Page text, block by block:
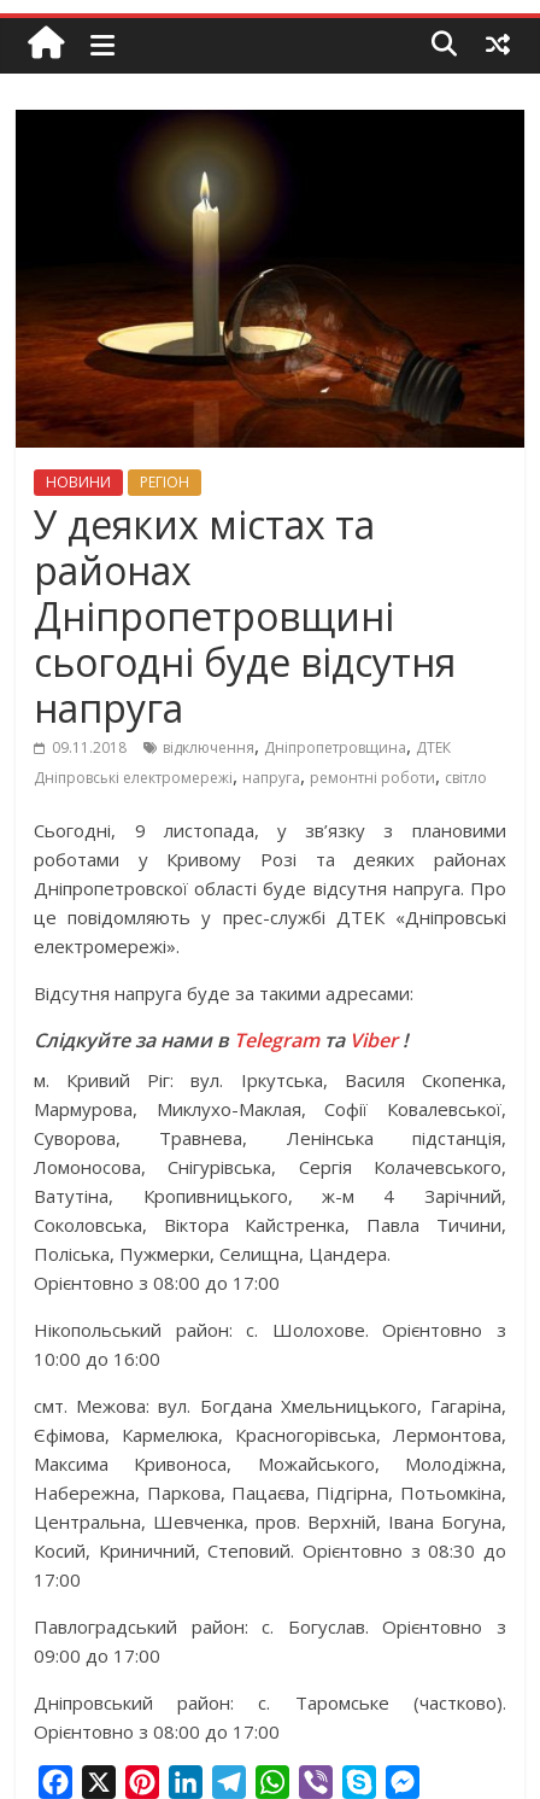
НОВИНИ РЕГІОН
У деяких містах та
районах
Дніпропетровщині
сьогодні буде відсутня
напруга
09.11.2018 відключення, Дніпропетровщина, ДТЕК
Дніпровські електромережі, напруга, ремонтні роботи, світло
Сьогодні, 9 листопада, у зв’язку з плановими
роботами у Кривому Розі та деяких районах
Дніпропетровскої області буде відсутня напруга. Про
це повідомляють у прес-службі ДТЕК «Дніпровські
електромережі».
Відсутня напруга буде за такими адресами:
Слідкуйте за нами в Telegramта Viber!
м. Кривий Ріг: вул. Іркутська, Василя Скопенка,
Мармурова, Миклухо-Маклая, Софії Ковалевської,
Суворова, Травнева, Ленінська підстанція,
Ломоносова, Снігурівська, Сергія Колачевського,
Ватутіна, Кропивницького, ж-м 4 Зарічний,
Соколовська, Віктора Кайстренка, Павла Тичини,
Поліська, Пужмерки, Селищна, Цандера.
Орієнтовно з 08:00 до 17:00
Нікопольський район: с. Шолохове. Орієнтовно з
10:00 до 16:00
смт. Межова: вул. Богдана Хмельницького, Гагаріна,
Єфімова, Кармелюка, Красногорівська, Лермонтова,
Максима Кривоноса, Можайського, Молодіжна,
Набережна, Паркова, Пацаєва, Підгірна, Потьомкіна,
Центральна, Шевченка, пров. Верхній, Івана Богуна,
Косий, Криничний, Степовий. Орієнтовно з 08:30 до
17:00
Павлоградський район: с. Богуслав. Орієнтовно з
09:00 до 17:00
Дніпровський район: с. Таромське (частково).
Орієнтовно з 08:00 до 17:00
W